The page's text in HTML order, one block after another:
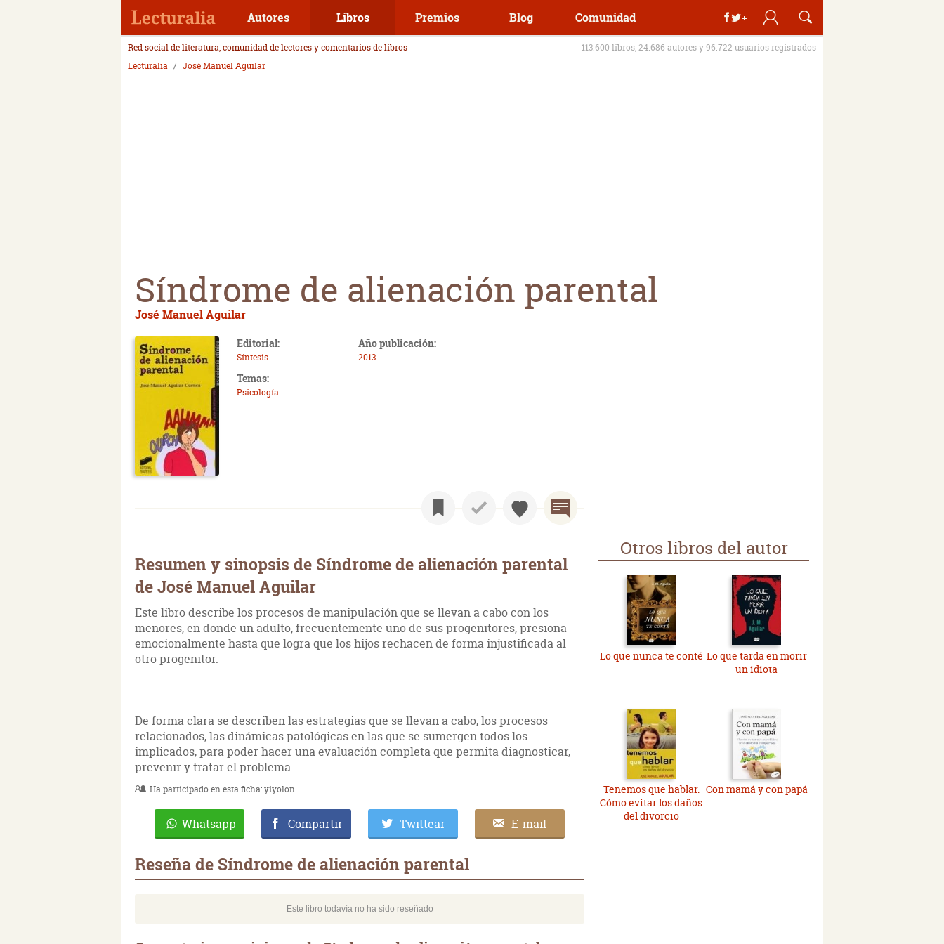
Autores Libros Premios Blog Comunidad
Red social de literatura, comunidad de lectores y comentarios de libros
113.600 libros, 24.686 autores y 96.722 usuarios registrados
Lecturalia
José Manuel Aguilar
Síndrome de alienación parental
José Manuel Aguilar
Editorial:
Síntesis
Año publicación:
2013
Temas:
Psicología
Resumen y sinopsis de Síndrome de alienación parental
de José Manuel Aguilar
Este libro describe los procesos de manipulación que se llevan a cabo con los
menores, en donde un adulto, frecuentemente uno de sus progenitores, presiona
emocionalmente hasta que logra que los hijos rechacen de forma injustificada al
otro progenitor.
De forma clara se describen las estrategias que se llevan a cabo, los procesos
relacionados, las dinámicas patológicas en las que se sumergen todos los
implicados, para poder hacer una evaluación completa que permita diagnosticar,
prevenir y tratar el problema.
Ha participado en esta ficha:yiyolon
Whatsapp Compartir Twittear E-mail
Reseña de Síndrome de alienación parental
Este libro todavía no ha sido reseñado
Otros libros del autor
Lo que nunca te conté Lo que tarda en morir
un idiota
Tenemos que hablar.
Cómo evitar los daños
del divorcio
Con mamá y con papá